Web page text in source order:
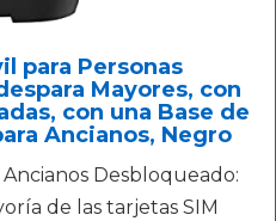
para Personas
Mayores, con
con una Base de
Ancianos, Negro
Desbloqueado:
de las tarjetas SIM